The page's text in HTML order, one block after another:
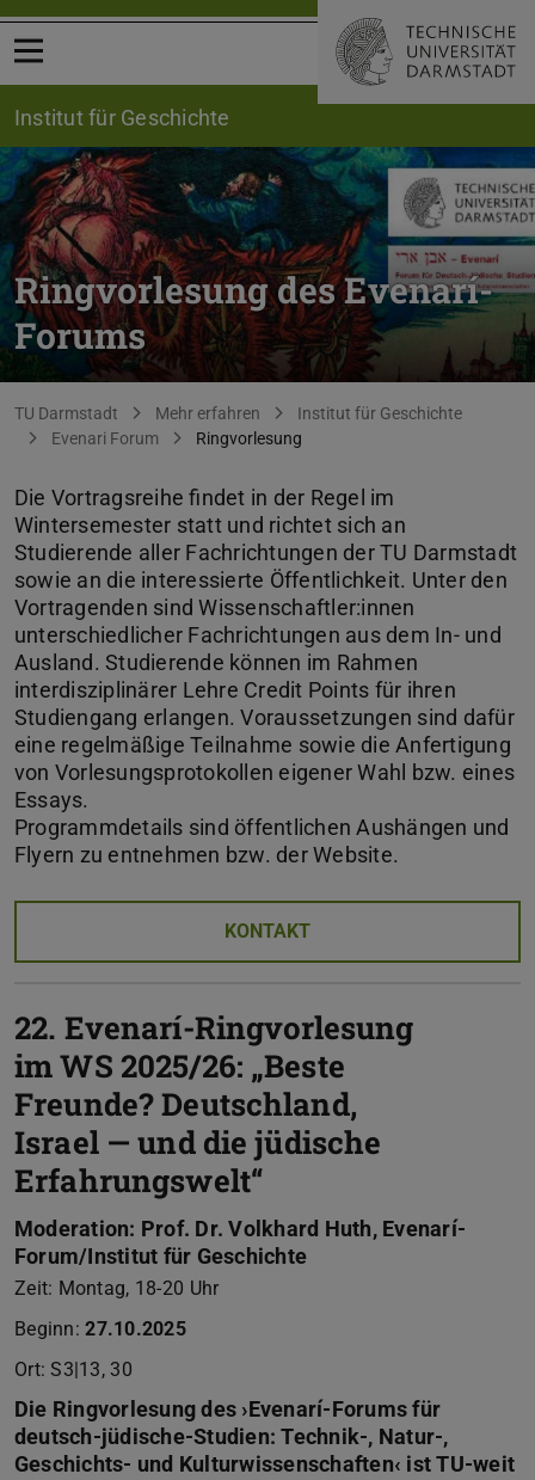
Menü öffnen
Institut für Geschichte
Ringvorlesung des Evenarí-
Forums
Sie befinden sich hier:
TU Darmstadt Mehr erfahren
Institut für Geschichte
Evenari Forum
Ringvorlesung
Die Vortragsreihe findet in der Regel im
Wintersemester statt und richtet sich an
Studierende aller Fachrichtungen der TU Darmstadt
sowie an die interessierte Öffentlichkeit. Unter den
Vortragenden sind Wissenschaftler:innen
unterschiedlicher Fachrichtungen aus dem In- und
Ausland. Studierende können im Rahmen
interdisziplinärer Lehre Credit Points für ihren
Studiengang erlangen. Voraussetzungen sind dafür
eine regelmäßige Teilnahme sowie die Anfertigung
von Vorlesungsprotokollen eigener Wahl bzw. eines
Essays.
Programmdetails sind öffentlichen Aushängen und
Flyern zu entnehmen bzw. der Website.
KONTAKT
22. Evenarí-Ringvorlesung
im WS 2025/26: „Beste
Freunde? Deutschland,
Israel — und die jüdische
Erfahrungswelt“
Moderation: Prof. Dr. Volkhard Huth, Evenarí-
Forum/Institut für Geschichte
Zeit: Montag, 18-20 Uhr
Beginn:27.10.2025
Ort: S3|13, 30
Die Ringvorlesung des ›Evenarí-Forums für
deutsch-jüdische-Studien: Technik-, Natur-,
Geschichts- und Kulturwissenschaften‹ ist TU-weit